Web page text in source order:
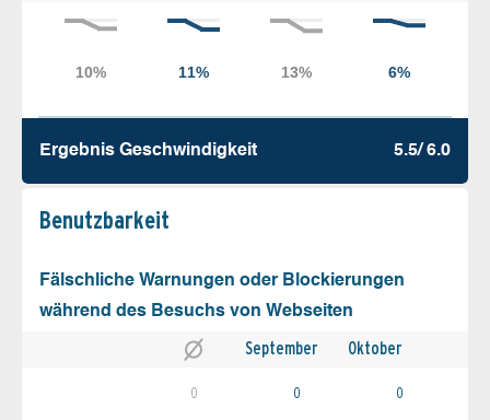
Ergebnis Geschw­indigkeit 5.5/ 6.0
Benutz­barkeit
Fälschliche Warnungen oder Blockierungen
während des Besuchs von Webseiten
September Oktober
0 0 0